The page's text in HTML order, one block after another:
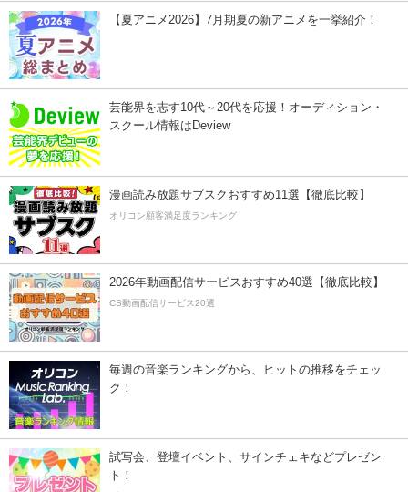
【夏アニメ2026】7月期夏の新アニメを一挙紹介！
芸能界を志す10代～20代を応援！オーディション・
スクール情報はDeview
漫画読み放題サブスクおすすめ11選【徹底比較】
オリコン顧客満足度ランキング
2026年動画配信サービスおすすめ40選【徹底比較】
CS動画配信サービス20選
毎週の音楽ランキングから、ヒットの推移をチェッ
ク！
試写会、登壇イベント、サインチェキなどプレゼン
ト！